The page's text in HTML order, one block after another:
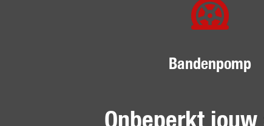
Bandenpomp
Onbeperkt